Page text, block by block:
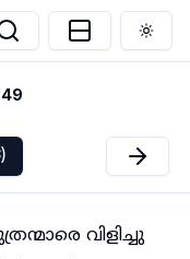
49
വിളിച്ചു